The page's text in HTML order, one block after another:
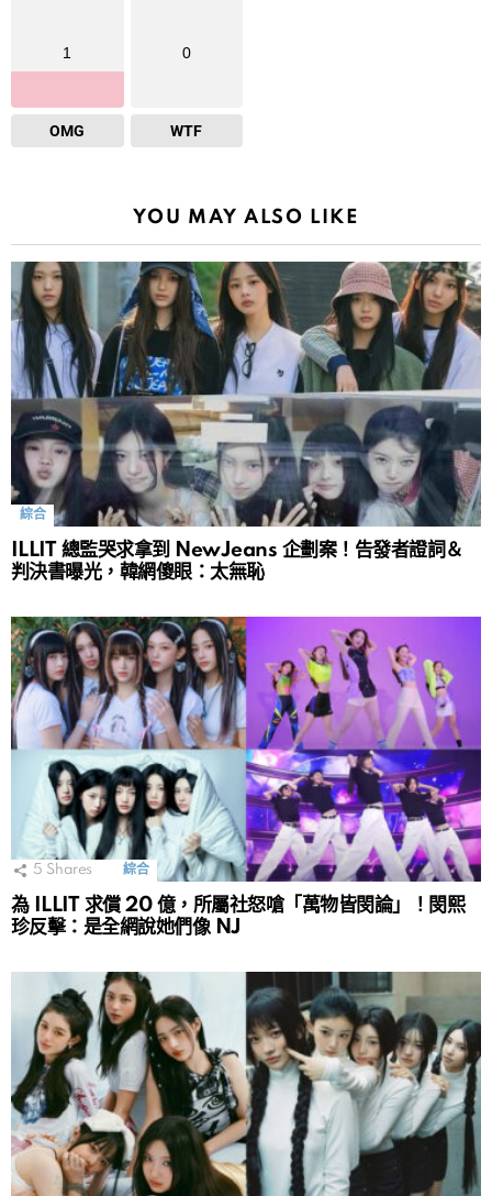
1
OMG
0
WTF
YOU MAY ALSO LIKE
綜合
ILLIT 總監哭求拿到 NewJeans 企劃案！告發者證詞＆
判決書曝光，韓網傻眼：太無恥
5 Shares 綜合
為 ILLIT 求償 20 億，所屬社怒嗆「萬物皆閔論」！閔熙
珍反擊：是全網說她們像 NJ